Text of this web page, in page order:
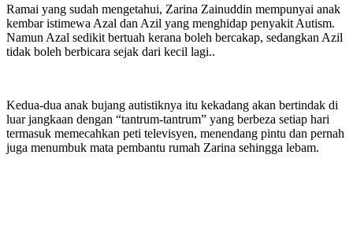
Ramai yang sudah mengetahui, Zarina Zainuddin mempunyai anak
kembar istimewa Azal dan Azil yang menghidap penyakit Autism.
Namun Azal sedikit bertuah kerana boleh bercakap, sedangkan Azil
tidak boleh berbicara sejak dari kecil lagi..
Kedua-dua anak bujang autistiknya itu kekadang akan bertindak di
luar jangkaan dengan “tantrum-tantrum” yang berbeza setiap hari
termasuk memecahkan peti televisyen, menendang pintu dan pernah
juga menumbuk mata pembantu rumah Zarina sehingga lebam.